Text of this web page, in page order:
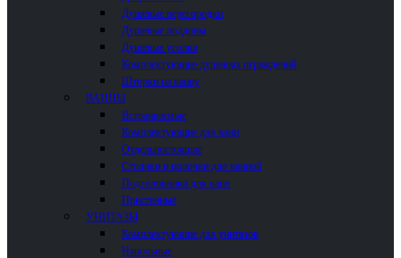
Душевые перегородки
Душевые поддоны
Душевые уголки
Комплектующие душевых ограждений
Шторки на ванну
ВАННЫ
Встраиваемые
Комплектующие для ванн
Отдельностоящие
Столики и полочки для ванной
Подголовники для ванн
Пристенные
УНИТАЗЫ
Комплектующие для унитазов
Напольные